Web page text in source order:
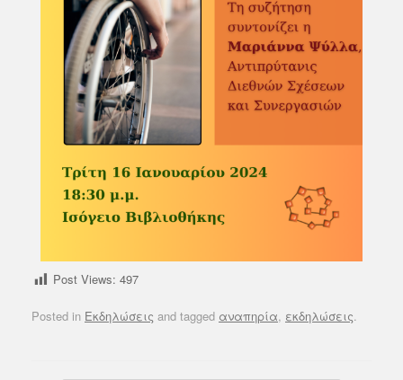
Post Views: 497
Posted in Εκδηλώσεις and tagged αναπηρία, εκδηλώσεις.